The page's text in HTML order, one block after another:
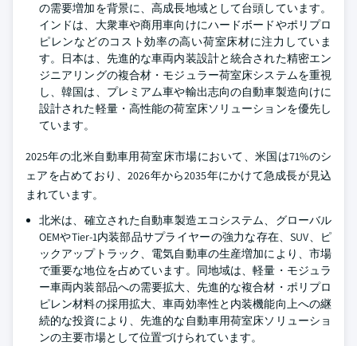
の需要増加を背景に、高成長地域として台頭しています。
インドは、大衆車や商用車向けにハードボードやポリプロ
ピレンなどのコスト効率の高い荷室床材に注力していま
す。日本は、先進的な車両内装設計と統合された精密エン
ジニアリングの複合材・モジュラー荷室床システムを重視
し、韓国は、プレミアム車や輸出志向の自動車製造向けに
設計された軽量・高性能の荷室床ソリューションを優先し
ています。
2025年の北米自動車用荷室床市場において、米国は71%のシ
ェアを占めており、2026年から2035年にかけて急成長が見込
まれています。
北米は、確立された自動車製造エコシステム、グローバル
OEMやTier-1内装部品サプライヤーの強力な存在、SUV、ピ
ックアップトラック、電気自動車の生産増加により、市場
で重要な地位を占めています。同地域は、軽量・モジュラ
ー車両内装部品への需要拡大、先進的な複合材・ポリプロ
ピレン材料の採用拡大、車両効率性と内装機能向上への継
続的な投資により、先進的な自動車用荷室床ソリューショ
ンの主要市場として位置づけられています。